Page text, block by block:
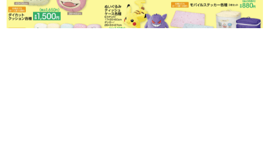
なんでゲームは面白い？